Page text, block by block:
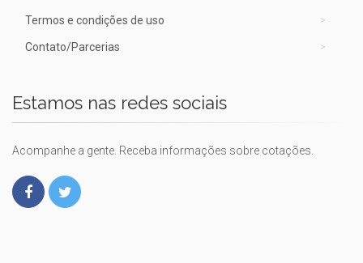
Termos e condições de uso
Contato/Parcerias
Estamos nas redes sociais
Acompanhe a gente. Receba informações sobre cotações.